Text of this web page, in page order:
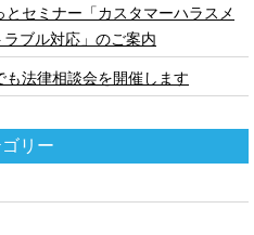
とセミナー「カスタマーハラスメ
ブル対応」のご案内
も法律相談会を開催します
リー